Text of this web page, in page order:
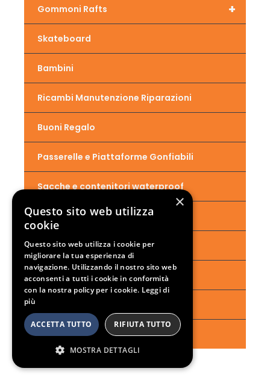
+
Gommoni Rafts
Skateboard
Bambini
Ricambi Manutenzione Riparazioni
Buoni Regalo
Passerelle e Piattaforme Gonfiabili
Sacche e contenitori waterproof
Sacchi Galleggiamento
Pedalò
Hydrospeed
Sconti e Outlet
×
Questo sito web utilizza
cookie
Questo sito web utilizza i cookie per
migliorare la tua esperienza di
navigazione. Utilizzando il nostro sito web
acconsenti a tutti i cookie in conformità
con la nostra policy per i cookie. Leggi di
più
ACCETTA TUTTO RIFIUTA TUTTO
MOSTRA DETTAGLI